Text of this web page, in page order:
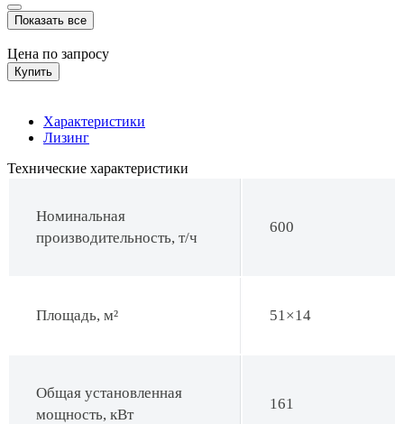
Показать все
Цена по запросу
Купить
Характеристики
Лизинг
Технические характеристики
Номинальная
производительность, т/ч
600
Площадь, м² 51×14
Общая установленная
мощность, кВт
161